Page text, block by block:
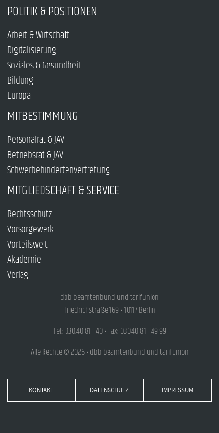
POLITIK & POSITIONEN
Arbeit & Wirtschaft
Digitalisierung
Soziales & Gesundheit
Bildung
Europa
MITBESTIMMUNG
Personalrat & JAV
Betriebsrat & JAV
Schwerbehindertenvertretung
MITGLIEDSCHAFT & SERVICE
Rechtsschutz
Vorsorgewerk
Vorteilswelt
Akademie
Verlag
dbb beamtenbund und tarifunion
Friedrichstraße 169 • 10117 Berlin
Tel.: 030.40 81 - 40 • Fax: 030.40 81 - 49 99
Alle Rechte © 2026 • dbb beamtenbund und tarifunion
KONTAKT DATENSCHUTZ IMPRESSUM